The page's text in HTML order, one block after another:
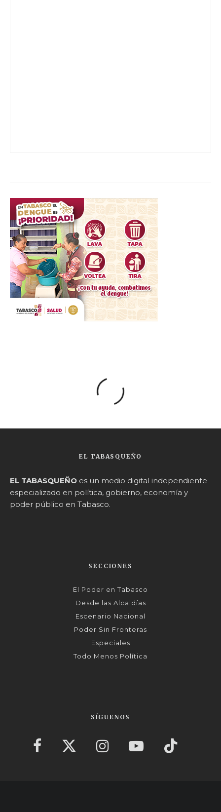
EL TABASQUEÑO
EL TABASQUEÑO es un medio digital independiente
especializado en política, gobierno, economía y
poder público en Tabasco.
SECCIONES
El Poder en Tabasco
Desde las Alcaldías
Escenario Nacional
Poder Sin Fronteras
Especiales
Todo Menos Política
SÍGUENOS